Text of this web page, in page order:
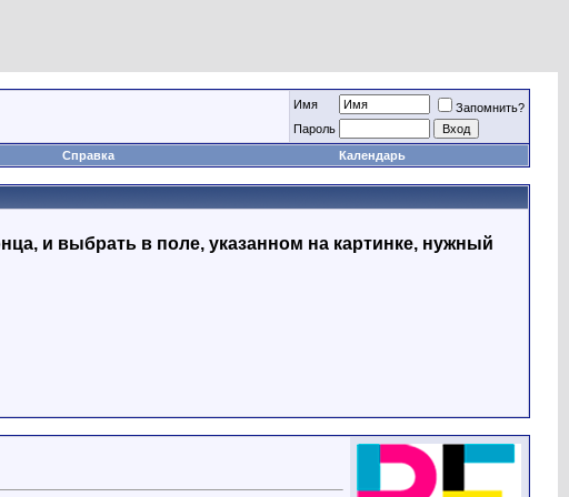
Имя
Запомнить?
Пapoль
Справка Календарь
и выбрать в поле, указанном на картинке, нужный